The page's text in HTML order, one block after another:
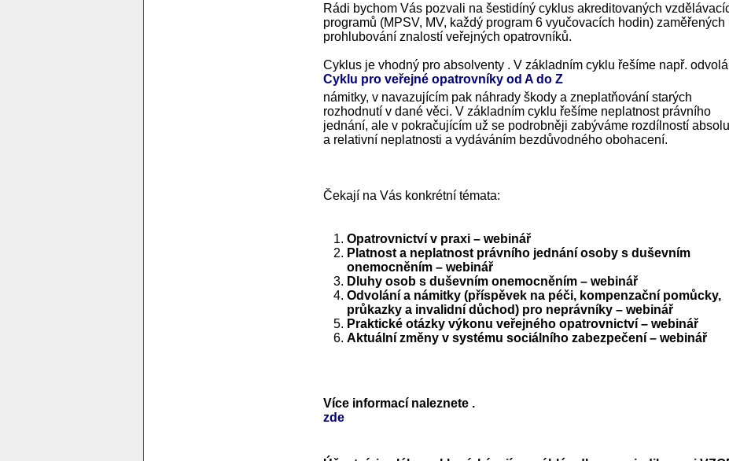
Rádi bychom Vás pozvali na šestidíný cyklus akreditovaných
programů (MPSV, MV, každý program 6 vyučovacích hodin) zaměřených
prohlubování znalostí veřejných opatrovníků.
Cyklus je vhodný pro absolventy
Cyklu pro veřejné opatrovníky od A do Z
. V základním cyklu řešíme např.
námitky, v navazujícím pak náhrady škody a zneplatňování starých
rozhodnutí v dané věci. V základním cyklu řešíme neplatnost právního
jednání, ale v pokračujícím už se podrobněji zabýváme rozdílností
a relativní neplatnosti a vydáváním bezdůvodného obohacení.
Čekají na Vás konkrétní témata:
Opatrovnictví v praxi – webinář
Platnost a neplatnost právního jednání osoby s duševním
onemocněním – webinář
Dluhy osob s duševním onemocněním – webinář
Odvolání a námitky (příspěvek na péči, kompenzační pomůcky,
průkazky a invalidní důchod) pro neprávníky – webinář
Praktické otázky výkonu veřejného opatrovnictví – webinář
Aktuální změny v systému sociálního zabezpečení – webinář
Více informací naleznete
zde
.